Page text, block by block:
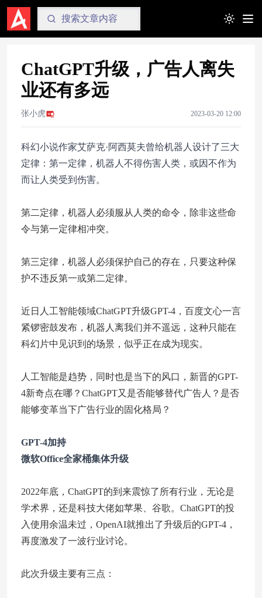
Toggle
ChatGPT升级，广告人离失
业还有多远
张小虎 2023-03-20 12:00
科幻小说作家艾萨克·阿西莫夫曾给机器人设计了三大
定律：第一定律，机器人不得伤害人类，或因不作为
而让人类受到伤害。
第二定律，机器人必须服从人类的命令，除非这些命
令与第一定律相冲突。
第三定律，机器人必须保护自己的存在，只要这种保
护不违反第一或第二定律。
近日人工智能领域ChatGPT升级GPT-4，百度文心一言
紧锣密鼓发布，机器人离我们并不遥远，这种只能在
科幻片中见识到的场景，似乎正在成为现实。
人工智能是趋势，同时也是当下的风口，新晋的GPT-
4新奇点在哪？ChatGPT又是否能够替代广告人？是否
能够变革当下广告行业的固化格局？
GPT-4加持
微软Office全家桶集体升级
2022年底，ChatGPT的到来震惊了所有行业，无论是
学术界，还是科技大佬如苹果、谷歌。ChatGPT的投
入使用余温未过，OpenAI就推出了升级后的GPT-4，
再度激发了一波行业讨论。
此次升级主要有三点：